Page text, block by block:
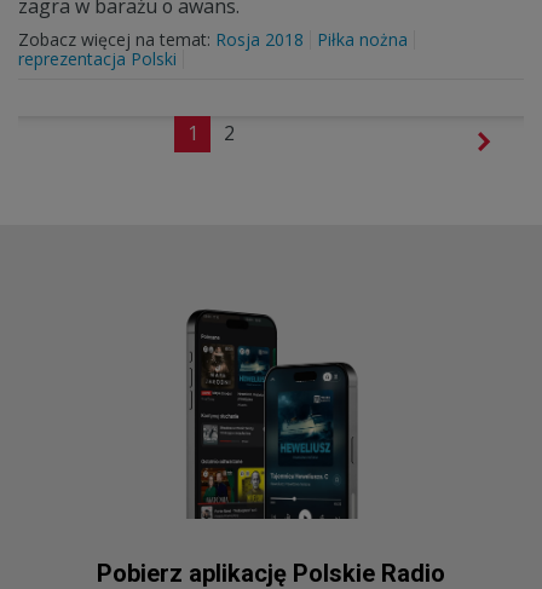
zagra w barażu o awans.
Zobacz więcej na temat: Rosja 2018
Piłka nożna
reprezentacja Polski
1 2
Pobierz aplikację Polskie Radio